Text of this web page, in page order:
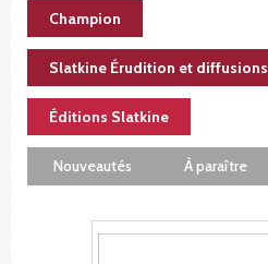
Champion
Slatkine Érudition et diffusions
Éditions Slatkine
Nouveautés À paraître